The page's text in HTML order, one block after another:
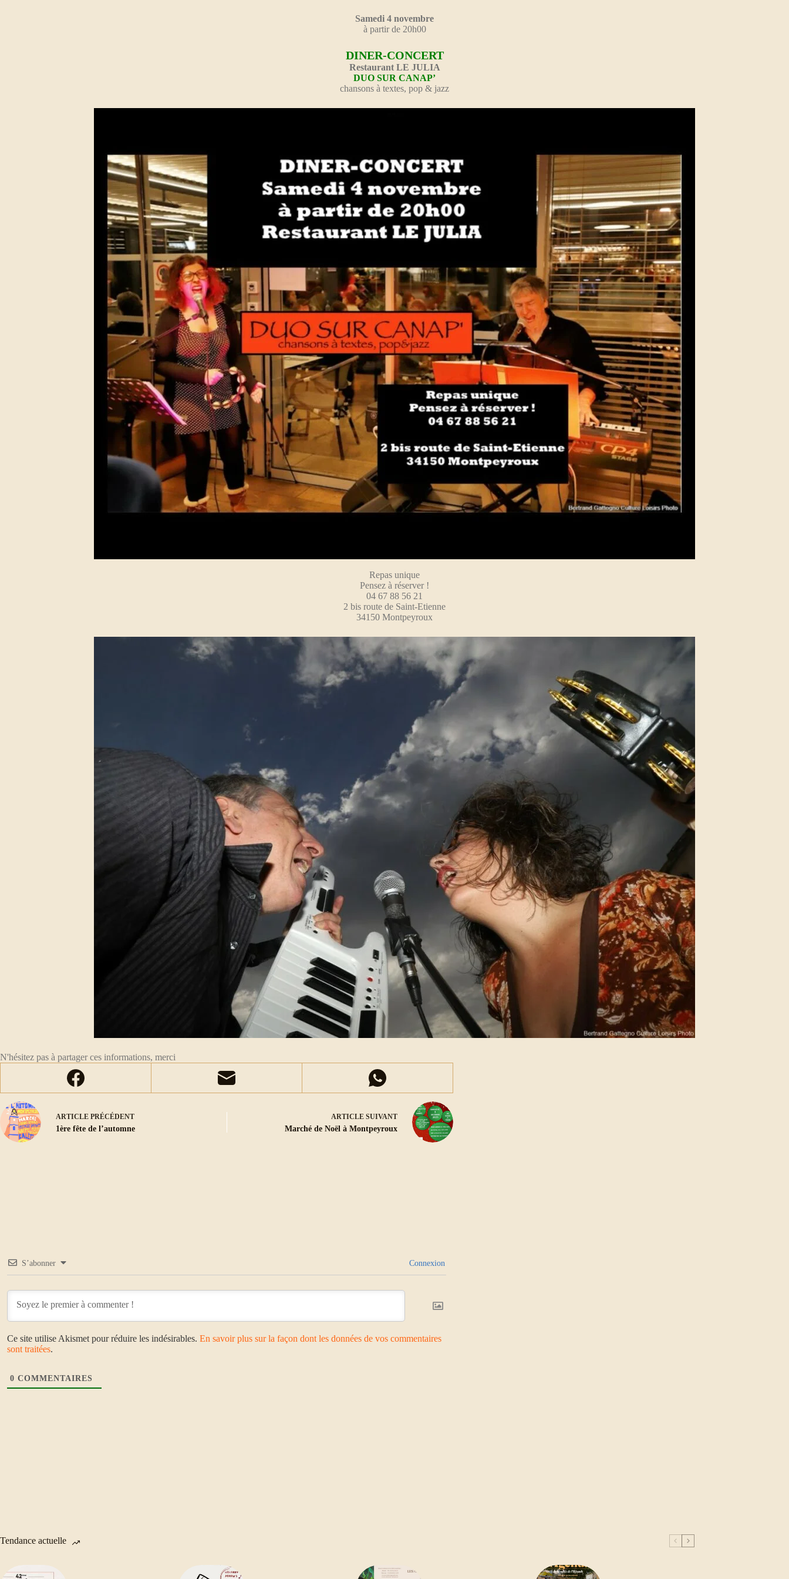
Samedi 4 novembre
à partir de 20h00
DINER-CONCERT
Restaurant LE JULIA
DUO SUR CANAP’
chansons à textes, pop & jazz
Repas unique
Pensez à réserver !
04 67 88 56 21
2 bis route de Saint-Etienne
34150 Montpeyroux
N'hésitez pas à partager ces informations, merci
ARTICLE PRÉCÉDENT
1ère fête de l’automne
ARTICLE SUIVANT
Marché de Noël à Montpeyroux
S’abonner Connexion
Ce site utilise Akismet pour réduire les indésirables. En savoir plus sur la façon dont les données de vos commentaires
sont traitées.
0 COMMENTAIRES
Tendance actuelle